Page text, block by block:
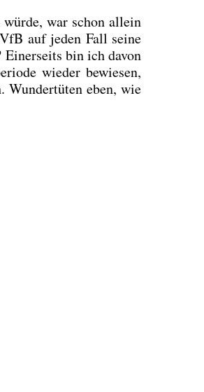
war schon allein
auf jeden Fall sei­ne
bin ich davon
wie­der bewie­sen,
Wun­der­tü­ten eben, wie